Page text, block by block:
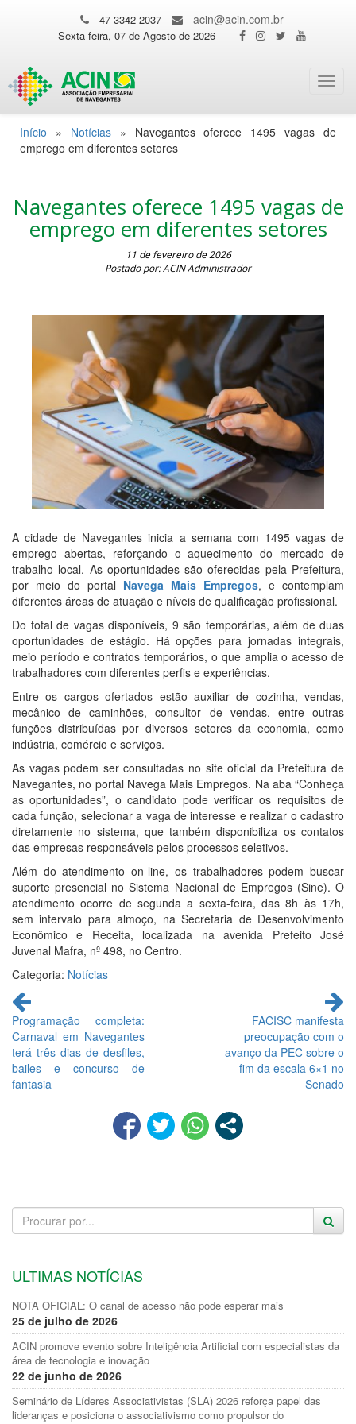
47 3342 2037 acin@acin.com.br
Sexta-feira, 07 de Agosto de 2026 -
Início » Notícias» Navegantes oferece 1495 vagas de
emprego em diferentes setores
Navegantes oferece 1495 vagas de
emprego em diferentes setores
11 de fevereiro de 2026
Postado por: ACIN Administrador
A cidade de Navegantes inicia a semana com 1495 vagas de
emprego abertas, reforçando o aquecimento do mercado de
trabalho local. As oportunidades são oferecidas pela Prefeitura,
por meio do portal Navega Mais Empregos, e contemplam
diferentes áreas de atuação e níveis de qualificação profissional.
Do total de vagas disponíveis, 9 são temporárias, além de duas
oportunidades de estágio. Há opções para jornadas integrais,
meio período e contratos temporários, o que amplia o acesso de
trabalhadores com diferentes perfis e experiências.
Entre os cargos ofertados estão auxiliar de cozinha, vendas,
mecânico de caminhões, consultor de vendas, entre outras
funções distribuídas por diversos setores da economia, como
indústria, comércio e serviços.
As vagas podem ser consultadas no site oficial da Prefeitura de
Navegantes, no portal Navega Mais Empregos. Na aba “Conheça
as oportunidades”, o candidato pode verificar os requisitos de
cada função, selecionar a vaga de interesse e realizar o cadastro
diretamente no sistema, que também disponibiliza os contatos
das empresas responsáveis pelos processos seletivos.
Além do atendimento on-line, os trabalhadores podem buscar
suporte presencial no Sistema Nacional de Empregos (Sine). O
atendimento ocorre de segunda a sexta-feira, das 8h às 17h,
sem intervalo para almoço, na Secretaria de Desenvolvimento
Econômico e Receita, localizada na avenida Prefeito José
Juvenal Mafra, nº 498, no Centro.
Categoria: Notícias
Continue
lendo
Programação completa:
Carnaval em Navegantes
terá três dias de desfiles,
bailes e concurso de
fantasia
FACISC manifesta
preocupação com o
avanço da PEC sobre o
fim da escala 6×1 no
Senado
ULTIMAS NOTÍCIAS
NOTA OFICIAL: O canal de acesso não pode esperar mais
25 de julho de 2026
ACIN promove evento sobre Inteligência Artificial com especialistas da
área de tecnologia e inovação
22 de junho de 2026
Seminário de Líderes Associativistas (SLA) 2026 reforça papel das
lideranças e posiciona o associativismo como propulsor do